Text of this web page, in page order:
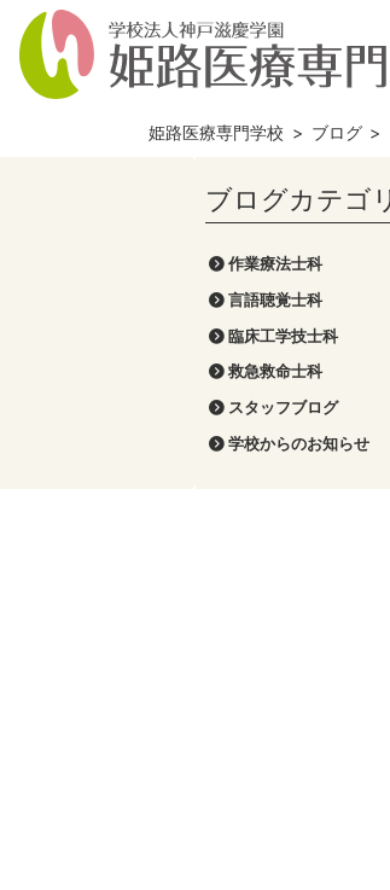
姫路医療専門学校 > ブログ >
作業療法士科
言語聴覚士科
臨床工学技士科
救急救命士科
スタッフブログ
学校からのお知らせ